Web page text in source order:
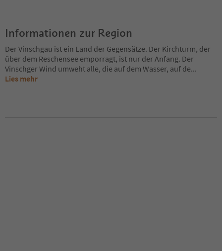
Informationen zur Region
Der Vinschgau ist ein Land der Gegensätze. Der Kirchturm, der
über dem Reschensee emporragt, ist nur der Anfang. Der
Vinschger Wind umweht alle, die auf dem Wasser, auf de...
Lies mehr